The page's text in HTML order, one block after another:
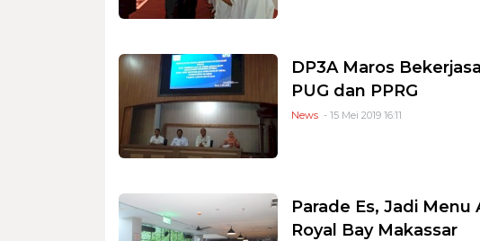
DP3A Maros
PUG dan PPRG
News - 15 Mei 2019 16:11
Parade Es, Jadi
Royal Bay Makassar